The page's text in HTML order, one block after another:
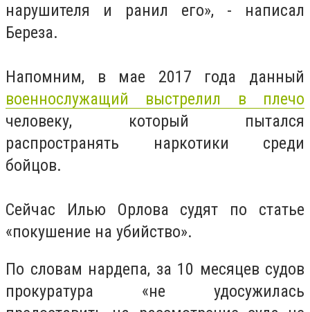
нарушителя и ранил его», - написал
Береза.
Напомним, в мае 2017 года данный
военнослужащий выстрелил в плечо
человеку, который пытался
распространять наркотики среди
бойцов.
Сейчас Илью Орлова судят по статье
«покушение на убийство».
По словам нардепа, за 10 месяцев судов
прокуратура «не удосужилась